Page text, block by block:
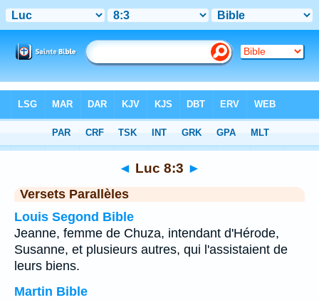
Chapitre 8 > Verset 3
◄ Luc 8:3 ►
Versets Parallèles
Louis Segond Bible
Jeanne, femme de Chuza, intendant d'Hérode,
Susanne, et plusieurs autres, qui l'assistaient de
leurs biens.
Martin Bible